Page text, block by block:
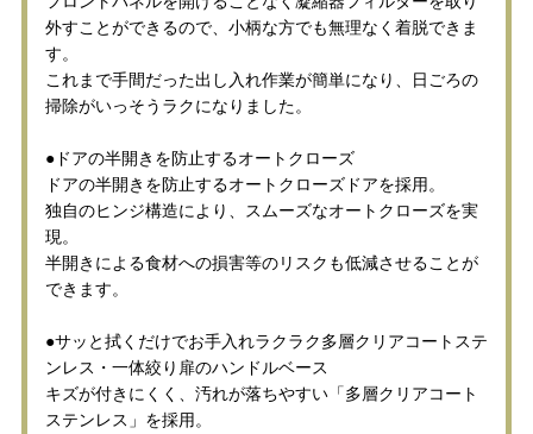
外すことができるので、小柄な方でも無理なく着脱できま
す。
これまで手間だった出し入れ作業が簡単になり、日ごろの
掃除がいっそうラクになりました。
●ドアの半開きを防止するオートクローズ
ドアの半開きを防止するオートクローズドアを採用。
独自のヒンジ構造により、スムーズなオートクローズを実
現。
半開きによる食材への損害等のリスクも低減させることが
できます。
●サッと拭くだけでお手入れラクラク多層クリアコートステ
ンレス・一体絞り扉のハンドルベース
キズが付きにくく、汚れが落ちやすい「多層クリアコート
ステンレス」を採用。